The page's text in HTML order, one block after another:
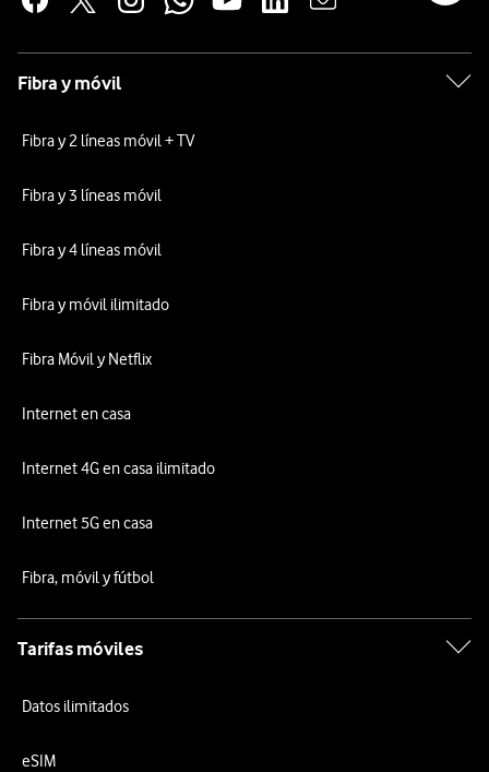
Fibra y móvil
Fibra y 2 líneas móvil + TV
Fibra y 3 líneas móvil
Fibra y 4 líneas móvil
Fibra y móvil ilimitado
Fibra Móvil y Netflix
Internet en casa
Internet 4G en casa ilimitado
Internet 5G en casa
Fibra, móvil y fútbol
Tarifas móviles
Datos ilimitados
eSIM